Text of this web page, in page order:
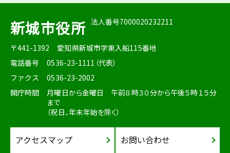
新城市役所 法人番号7000020232211
〒441-1392
愛知県新城市字東入船115番地
電話番号
0536-23-1111（代表）
ファクス
0536-23-2002
開庁時間
月曜日から金曜日 午前８時３０分から午後５時１５分
まで
（祝日、年末年始を除く）
アクセスマップ お問い合わせ